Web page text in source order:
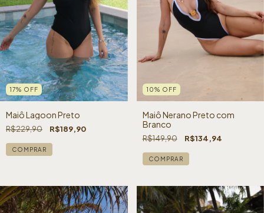
17% OFF
Maiô Lagoon Preto
R$229,90 R$189,90
COMPRAR
10% OFF
Maiô Nerano Preto com
Branco
R$149,90 R$134,94
COMPRAR